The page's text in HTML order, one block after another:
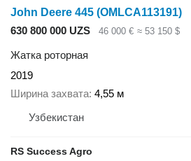
John Deere 445 (OMLCA113191)
630 800 000 UZS
46 000 € ≈ 53 150 $
Жатка роторная
2019
Ширина захвата 4,55 м
Узбекистан
RS Success Agro